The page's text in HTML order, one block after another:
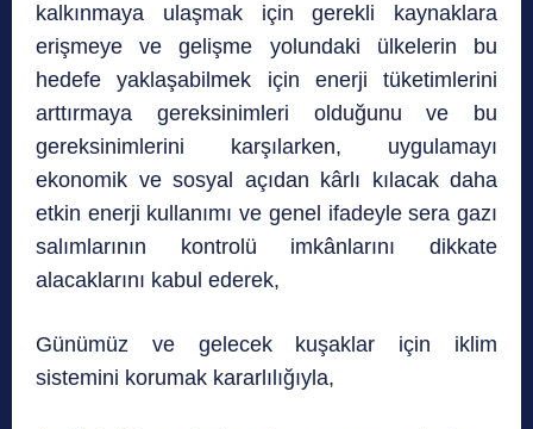
kalkınmaya ulaşmak için gerekli kaynaklara
erişmeye ve gelişme yolundaki ülkelerin bu
hedefe yaklaşabilmek için enerji tüketimlerini
arttırmaya gereksinimleri olduğunu ve bu
gereksinimlerini karşılarken, uygulamayı
ekonomik ve sosyal açıdan kârlı kılacak daha
etkin enerji kullanımı ve genel ifadeyle sera gazı
salımlarının kontrolü imkânlarını dikkate
alacaklarını kabul ederek,
Günümüz ve gelecek kuşaklar için iklim
sistemini korumak kararlılığıyla,